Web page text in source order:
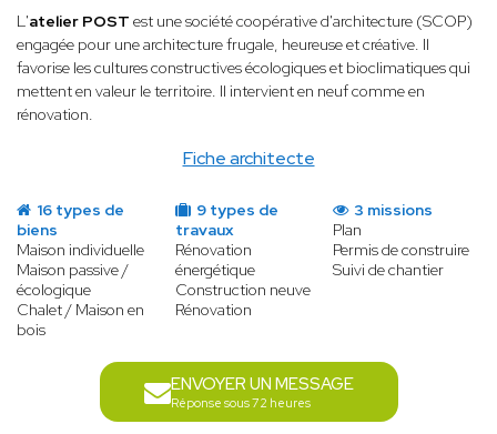
Fiche architecte
L'atelier POST est une société coopérative d'architecture (SCOP)
engagée pour une architecture frugale, heureuse et créative. Il
favorise les cultures constructives écologiques et bioclimatiques qui
mettent en valeur le territoire. Il intervient en neuf comme en
rénovation.
16 types de
biens
Maison individuelle
Maison passive /
écologique
Chalet / Maison en
bois
9 types de
travaux
Rénovation
énergétique
Construction neuve
Rénovation
3 missions
Plan
Permis de construire
Suivi de chantier
ENVOYER UN MESSAGE
Réponse sous 72 heures